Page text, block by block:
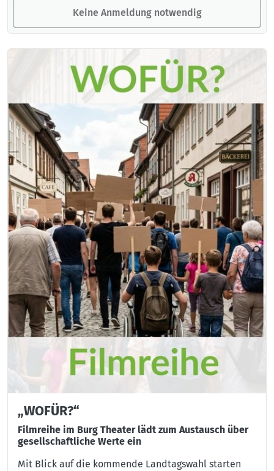
Keine Anmeldung notwendig
„WOFÜR?“
Filmreihe im Burg Theater lädt zum Austausch über
gesellschaftliche Werte ein
Mit Blick auf die kommende Landtagswahl starten